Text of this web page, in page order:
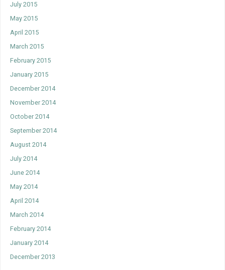
July 2015
May 2015
April 2015
March 2015
February 2015
January 2015
December 2014
November 2014
October 2014
September 2014
August 2014
July 2014
June 2014
May 2014
April 2014
March 2014
February 2014
January 2014
December 2013